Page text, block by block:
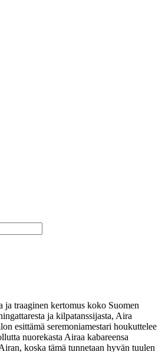
ja traaginen kertomus koko Suomen
ja kilpatanssijasta, Aira
esittämä seremoniamestari houkuttelee
nuorekasta Airaa kabareensa
koska tämä tunnetaan hyvän tuulen